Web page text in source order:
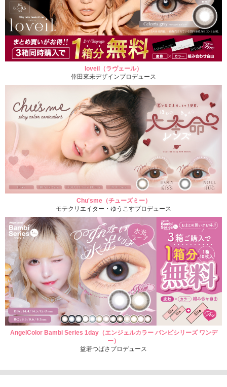
loveil（ラヴェール）
倖田來未デザインプロデュース
Chu'sme（チューズミー）
モテクリエイター・ゆうこすプロデュース
AngelColor Bambi Series 1day（エンジェルカラー バンビシリーズ ワンデ
ー）
益若つばさプロデュース